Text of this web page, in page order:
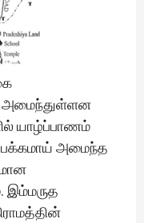
அமைந்துள்ளன
யாழ்ப்பாணம்
பக்கமாய் அமைந்த
இம்மருத